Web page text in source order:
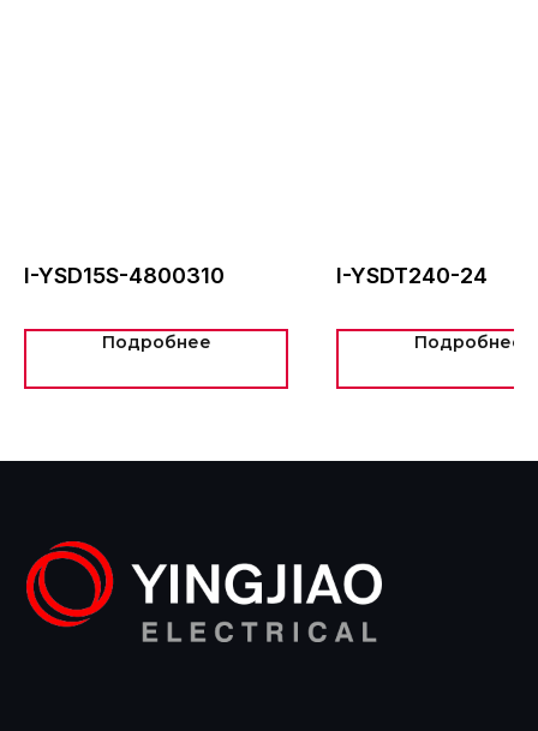
I-YSD15S-4800310
Подробнее
I-YSDT240-24
Подробнее
ООО «Интелис»является официальным